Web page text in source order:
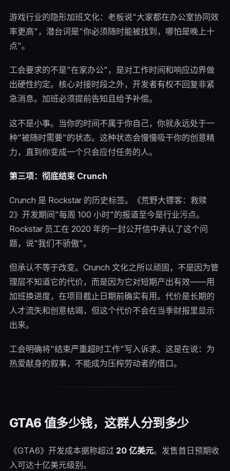
游戏行业的隐形加班文化：老板说"大家都在办公室协同效
率更高"，潜台词是"你必须随时能被找到，哪怕是晚上十
点"。
工会要求的不是"在家办公"，是对工作时间和响应边界做
出硬性约定。核心对接时段之外，开发者有权不回复非紧
急消息。加班必须提前告知且给予补偿。
这不是小事。当你的时间不属于你自己，你就永远处于一
种"被随时需要"的状态。这种状态会慢慢吸干你的创意精
力，直到你变成一个只会应付任务的人。
第三项：彻底结束 Crunch
Crunch 是 Rockstar 的历史标签。《荒野大镖客：救赎
2》开发期间"每周 100 小时"的报道至今是行业污点。
Rockstar 员工在 2020 年的一封公开信中承认了这个问
题，说"我们不骄傲"。
但承认不等于改变。Crunch 文化之所以顽固，不是因为管
理层不知道它的代价，而是因为它对短期产出有效——用
加班换进度，在项目截止日期前确实有用。代价是长期的
人才流失和创意枯竭，但这个代价不会在当季财报里显示
出来。
工会明确将"结束严重超时工作"写入诉求。这是在说：为
热爱献身的叙事，不能成为压榨劳动者的借口。
GTA6 值多少钱，这群人分到多少
《GTA6》开发成本据称超过 20 亿美元。发售首日预期收
入可达十亿美元级别。